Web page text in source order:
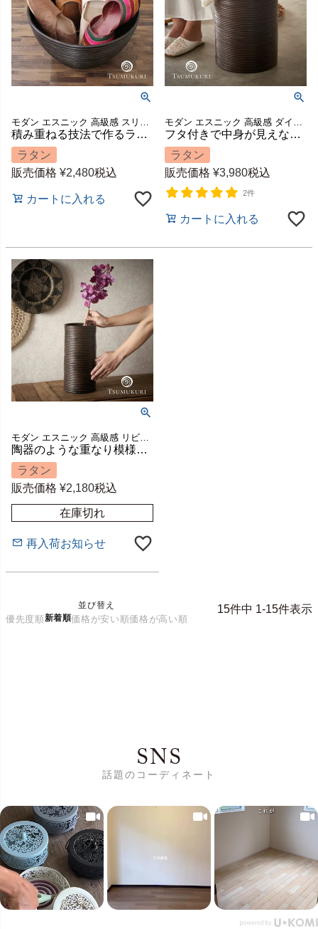
積み重ねる技法で作るラタンのボウル型バスケット TSUMUKURI ブラウン [6252]
ラタン
販売価格 ¥2,480税込
カートに入れる
フタ付きで中身が見えないラタンのごみ箱 丸型 約16L 約W27×D27×H36cm TSUMUKURI ツムクリ [6251]
ラタン
販売価格 ¥3,980税込
2件
カートに入れる
陶器のような重なり模様が美しいラタンの筒型バスケット 高さ約30cm TSUMUKURI [6254]
ラタン
販売価格 ¥2,180税込
在庫切れ
再入荷お知らせ
並び替え
優先度順新着順価格が安い順価格が高い順
15件中 1-15件表示
SNS
話題のコーディネート